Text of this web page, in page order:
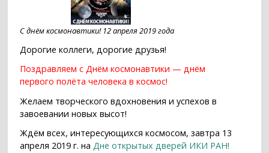
С днём космонавтики! 12 апреля 2019 года
Дорогие коллеги, дорогие друзья!
Поздравляем с Днём космонавтики — днём
первого полёта человека в космос!
Желаем творческого вдохновения и успехов в
завоевании новых высот!
Ждём всех, интересующихся космосом, завтра 13
апреля 2019 г. наДне открытых дверей ИКИ РАН!